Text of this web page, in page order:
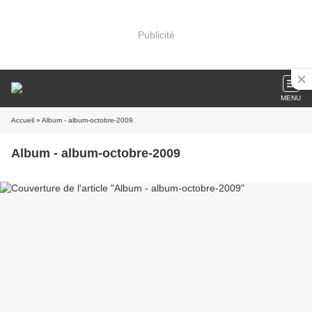
Publicité
MENU
Accueil » Album - album-octobre-2009
Album - album-octobre-2009